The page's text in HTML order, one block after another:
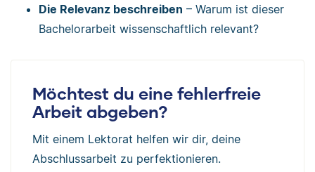
Die Relevanz beschreiben – Warum ist dieser
Bachelorarbeit wissenschaftlich relevant?
Möchtest du eine fehlerfreie
Arbeit abgeben?
Mit einem Lektorat helfen wir dir, deine
Abschlussarbeit zu perfektionieren.